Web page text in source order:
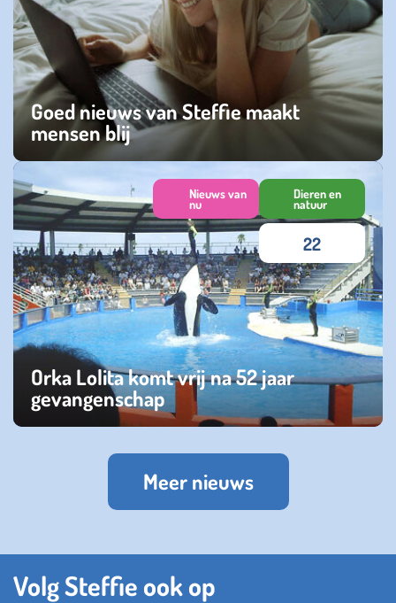
Goed nieuws van Steffie maakt
mensen blij
dinsdag 18 februari 2025
Orka Lolita komt vrij na 52 jaar
gevangenschap
Nieuws van
nu
Dieren en
natuur
22
Meer nieuws
Volg Steffie ook op